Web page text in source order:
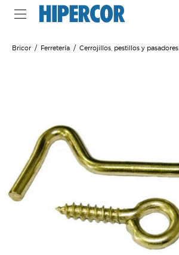
Bricor Ferretería Cerrojillos, pestillos y pasadores